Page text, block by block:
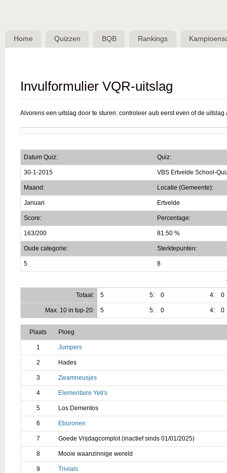
Belgische
QuizBond
Home Quizzen BQB Rankings
Invulformulier VQR-uitslag
Alvorens een uitslag door te sturen: controleer aub eerst even of de
Datum Quiz: Quiz:
30-1-2015 VBS Ertvelde School-
Maand: Locatie (Gemeente):
Januari Ertvelde
Score: Percentage:
163/200 81.50 %
Oude categorie: Sterktepunten:
5 8
Totaal:
5 5: 0 4: 0
Max. 10 in top-20: 5 5: 0 4: 0
Plaats Ploeg
1 Jumpers
2 Hades
3 Zwamneusjes
4 Elementaire Yeti's
5 Los Dementos
6 Eburonen
7 Goede Vrijdagcomplot (inactief sinds 01/01/2025)
8 Mooie waanzinnige wereld
9 Trivials